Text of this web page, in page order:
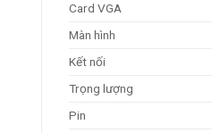
Card VGA
Màn hình
Kết nối
Trọng lượng
Pin